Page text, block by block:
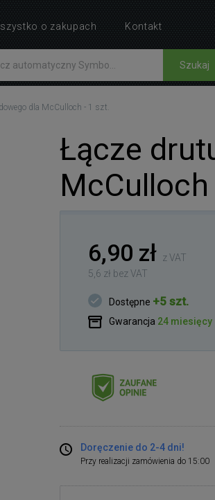
Szukaj
dla McCulloch - 1 szt.
Łącze
McCulloch
6,90 zł z VAT
5,6 zł bez VAT
Dostępne +5 szt.
Gwarancja 24 miesięcy
Doręczenie do 2-4 dni!
Przy realizacji zamówienia do 15:00
o zakupach Kontakt